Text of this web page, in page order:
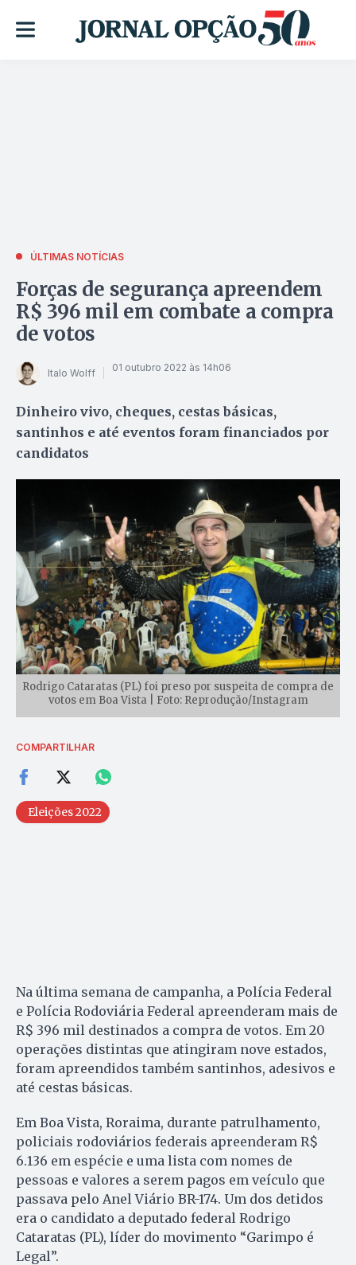
ÚLTIMAS NOTÍCIAS
Forças de segurança apreendem
R$ 396 mil em combate a compra
de votos
Italo Wolff 01 outubro 2022 às 14h06
Dinheiro vivo, cheques, cestas básicas,
santinhos e até eventos foram financiados por
candidatos
Rodrigo Cataratas (PL) foi preso por suspeita de compra de
votos em Boa Vista | Foto: Reprodução/Instagram
COMPARTILHAR
Eleições 2022
Na última semana de campanha, a Polícia Federal
e Polícia Rodoviária Federal apreenderam mais de
R$ 396 mil destinados a compra de votos. Em 20
operações distintas que atingiram nove estados,
foram apreendidos também santinhos, adesivos e
até cestas básicas.
Em Boa Vista, Roraima, durante patrulhamento,
policiais rodoviários federais apreenderam R$
6.136 em espécie e uma lista com nomes de
pessoas e valores a serem pagos em veículo que
passava pelo Anel Viário BR-174. Um dos detidos
era o candidato a deputado federal Rodrigo
Cataratas (PL), líder do movimento “Garimpo é
Legal”.